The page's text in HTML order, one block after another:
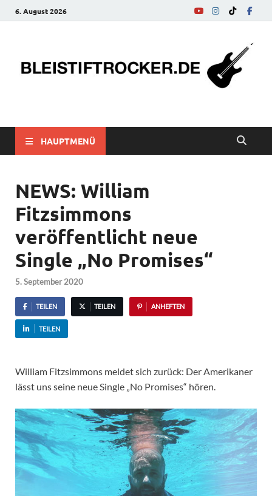
6. August 2026
bleistiftrocker.de
HAUPTMENÜ
NEWS: William
Fitzsimmons
veröffentlicht neue
Single „No Promises“
5. September 2020
TEILEN TEILEN ANHEFTEN
TEILEN
William Fitzsimmons meldet sich zurück: Der Amerikaner
lässt uns seine neue Single „No Promises“ hören.